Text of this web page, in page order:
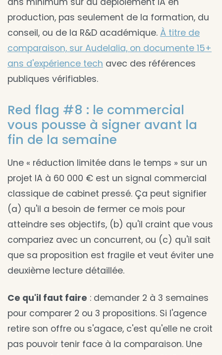
production, pas seulement de la formation, du
conseil, ou de la R&D académique. À titre de
comparaison, sur Audelalia, on documente 15+
ans d'expérience tech avec des références
publiques vérifiables.
Red flag #8 : le commercial
vous pousse à signer avant la
fin de la semaine
Une « réduction limitée dans le temps » sur un
projet IA à 60 000 € est un signal commercial
classique de cabinet pressé. Ça peut signifier
(a) qu'il a besoin de fermer ce mois pour
atteindre ses objectifs, (b) qu'il craint que vous
compariez avec un concurrent, ou (c) qu'il sait
que sa proposition est fragile et veut éviter une
deuxième lecture détaillée.
Ce qu'il faut faire : demander 2 à 3 semaines
pour comparer 2 ou 3 propositions. Si l'agence
retire son offre ou s'agace, c'est qu'elle ne croit
pas pouvoir tenir face à la comparaison. Une